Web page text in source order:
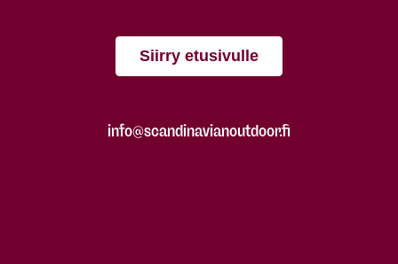
Siirry etusivulle
info@scandinavianoutdoor.fi